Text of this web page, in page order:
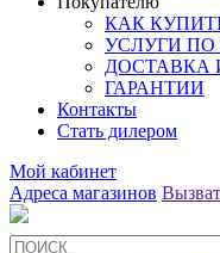
КАК
УСЛУГИ
ДОСТАВКА
ГАРАНТИИ
Контакты
Стать дилером
Мой кабинет
Адреса магазинов